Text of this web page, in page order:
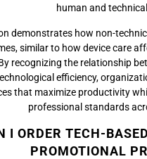
human and
demonstrates how non-
similar to how device care
recognizing the relationship
efficiency,
that maximize productivity
professional standards
I ORDER TECH-
PROMOTIONAL